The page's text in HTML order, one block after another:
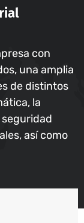
con
una amplia
de distintos
la
así como